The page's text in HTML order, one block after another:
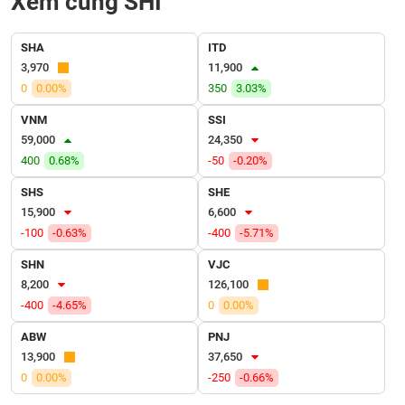
SHA
3,970
0
0.00%
ITD
11,900
350
3.03%
VNM
59,000
400
0.68%
SSI
24,350
-50
-0.20%
SHS
15,900
-100
-0.63%
SHE
6,600
-400
-5.71%
SHN
8,200
-400
-4.65%
VJC
126,100
0
0.00%
ABW
13,900
0
0.00%
PNJ
37,650
-250
-0.66%
VỤ
THÔNG
TIỆN
ÍCH
BẤT
ĐỘNG
SẢN
chứng
khoán
(-)